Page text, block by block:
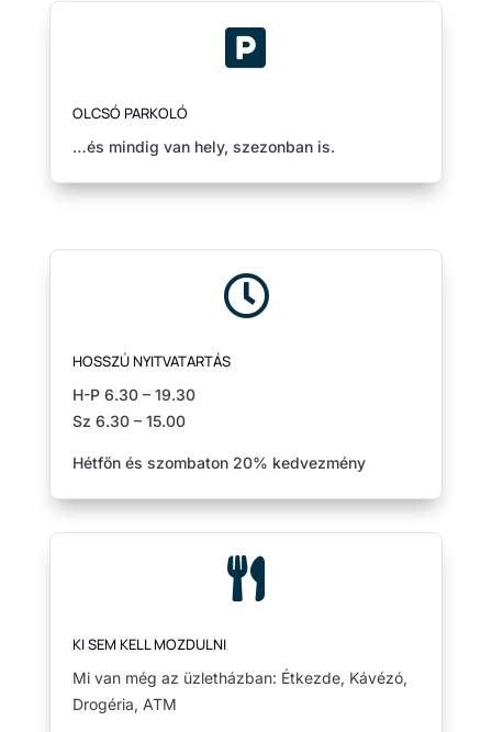

OLCSÓ PARKOLÓ
…és mindig van hely, szezonban is.

HOSSZÚ NYITVATARTÁS
H-P 6.30 – 19.30
Sz 6.30 – 15.00
Hétfőn és szombaton 20% kedvezmény

KI SEM KELL MOZDULNI
Mi van még az üzletházban: Étkezde, Kávézó,
Drogéria, ATM